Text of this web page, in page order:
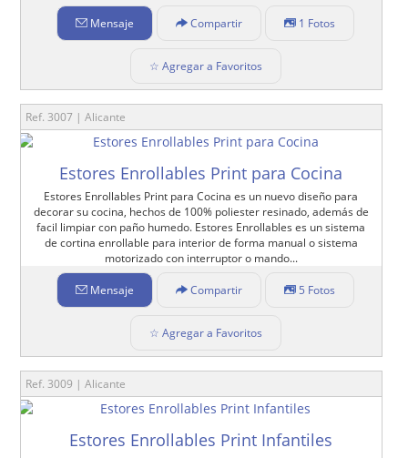
Mensaje Compartir 1 Fotos
☆ Agregar a Favoritos
Ref. 3007 | Alicante
Estores Enrollables Print para Cocina
Estores Enrollables Print para Cocina es un nuevo diseño para
decorar su cocina, hechos de 100% poliester resinado, además de
facil limpiar con paño humedo. Estores Enrollables es un sistema
de cortina enrollable para interior de forma manual o sistema
motorizado con interruptor o mando...
Mensaje Compartir 5 Fotos
☆ Agregar a Favoritos
Ref. 3009 | Alicante
Estores Enrollables Print Infantiles